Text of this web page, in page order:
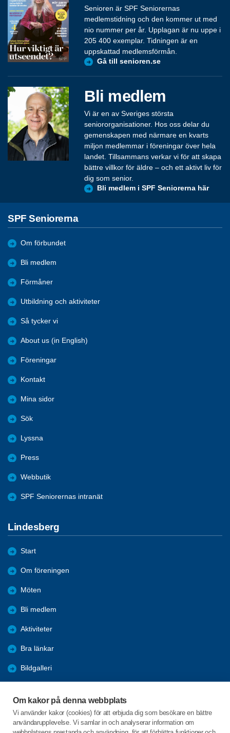
Om kakor på denna webbplats
Vi använder kakor (cookies) för att erbjuda dig som besökare en bättre
användarupplevelse. Vi samlar in och analyserar information om
Senioren är SPF Seniorernas
medlemstidning och den kommer ut med
nio nummer per år. Upplagan är nu uppe i
205 400 exemplar. Tidningen är en
uppskattad medlemsförmån.
Gå till senioren.se
Bli medlem
Vi är en av Sveriges största
seniororganisationer. Hos oss delar du
gemenskapen med närmare en kvarts
miljon medlemmar i föreningar över hela
landet. Tillsammans verkar vi för att skapa
bättre villkor för äldre – och ett aktivt liv för
dig som senior.
Bli medlem i SPF Seniorerna här
SPF Seniorerna
Om förbundet
Bli medlem
Förmåner
Utbildning och aktiviteter
Så tycker vi
About us (in English)
Föreningar
Kontakt
Mina sidor
Sök
Lyssna
Press
Webbutik
SPF Seniorernas intranät
Lindesberg
Start
Om föreningen
Möten
Bli medlem
Aktiviteter
Bra länkar
Bildgalleri
Installera SPF-appen
KPR